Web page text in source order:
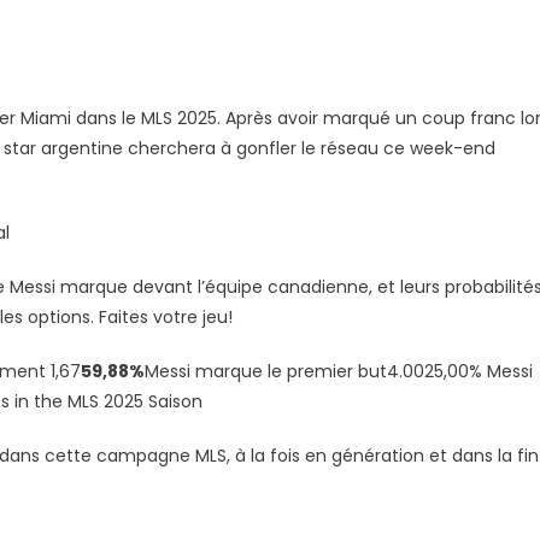
Miami dans le MLS 2025. Après avoir marqué un coup franc
argentine cherchera à gonfler le réseau ce week-end
marque devant l’équipe canadienne, et leurs
options. Faites votre jeu!
1,6759,88%Messi marque le premier but4.0025,00% Messi
in the MLS 2025 Saison
cette campagne MLS, à la fois en génération et dans la fin